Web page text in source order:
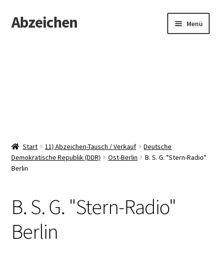
Zur
Navigation
Zum
Inhalt
Abzeichen Menü
Start 11) Abzeichen-Tausch / Verkauf
Deutsche
Demokratische Republik (DDR)
Ost-Berlin
B. S. G. "Stern-Radio"
Berlin
B. S. G. "Stern-Radio"
Berlin